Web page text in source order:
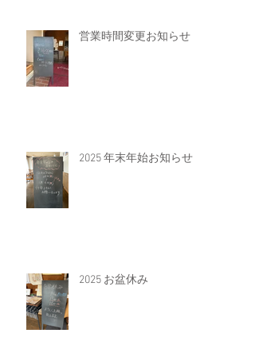
営業時間変更お知らせ
2025 年末年始お知らせ
2025 お盆休み